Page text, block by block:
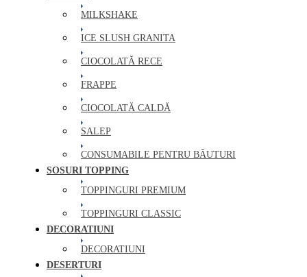
MILKSHAKE
ICE SLUSH GRANITA
CIOCOLATĂ RECE
FRAPPE
CIOCOLATĂ CALDĂ
SALEP
CONSUMABILE PENTRU BĂUTURI
SOSURI TOPPING
TOPPINGURI PREMIUM
TOPPINGURI CLASSIC
DECORATIUNI
DECORATIUNI
DESERTURI